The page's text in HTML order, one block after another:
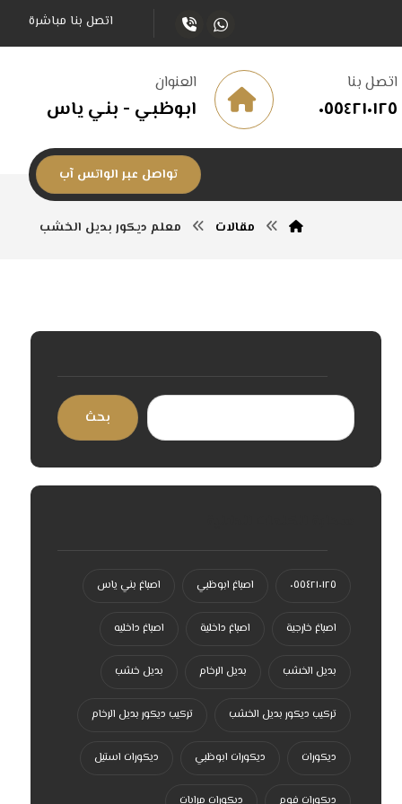
اتصل بنا مباشرة
العنوان
ابوظبي - بني ياس
اتصل بنا
٠٥٥٤٢١٠١٢٥
تواصل عبر الواتس آب
مقالات معلم ديكور بديل الخشب
بحث
٠٥٥٤٢١٠١٢٥ اصباغ ابوظبي اصباغ بني ياس
اصباغ خارجية اصباغ داخلية اصباغ داخليه
بديل الخشب بديل الرخام بديل خشب
تركيب ديكور بديل الخشب تركيب ديكور بديل الرخام
ديكورات ديكورات ابوظبي ديكورات استيل